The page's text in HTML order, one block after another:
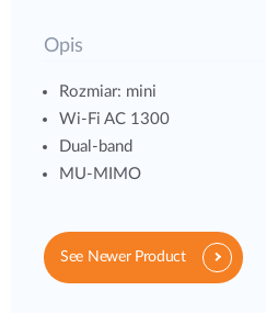
Opis
Rozmiar: mini
Wi-Fi AC 1300
Dual-band
MU-MIMO
See Newer Product